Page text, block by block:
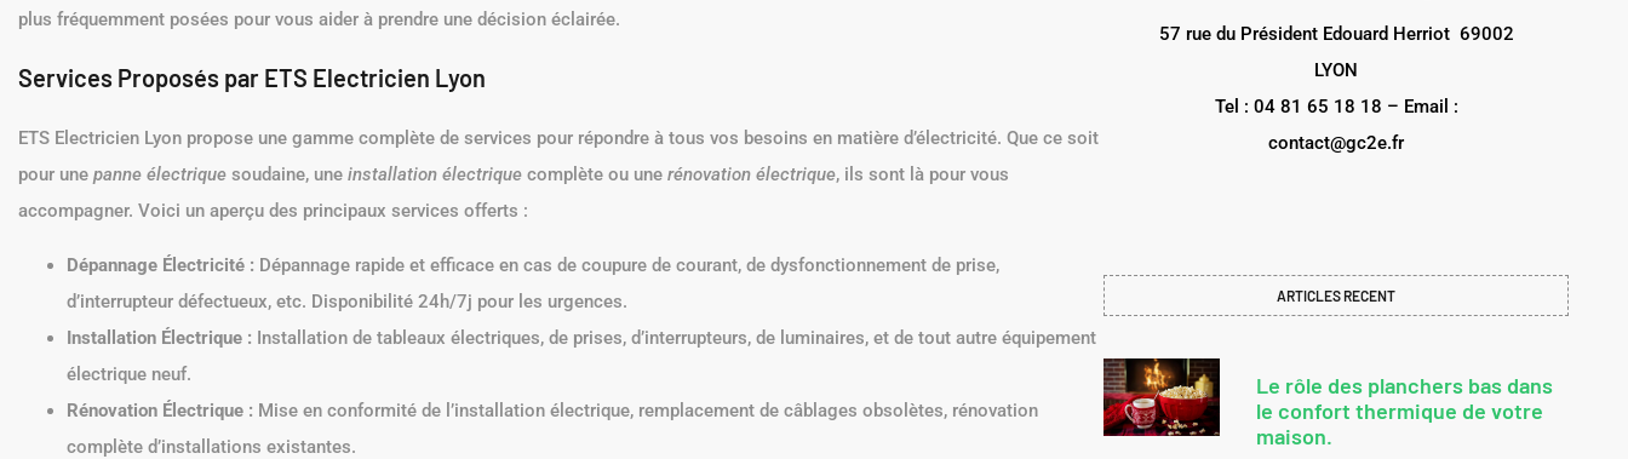
plus fréquemment posées pour vous aider à prendre une décision éclairée.
Services Proposés par ETS Electricien Lyon
ETS Electricien Lyon propose une gamme complète de services pour répondre à tous vos besoins en matière d’électricité. Que ce soit
pour une panne électrique soudaine, une installation électrique complète ou une rénovation électrique, ils sont là pour vous
accompagner. Voici un aperçu des principaux services offerts :
Dépannage Électricité : Dépannage rapide et efficace en cas de coupure de courant, de dysfonctionnement de prise,
d’interrupteur défectueux, etc. Disponibilité 24h/7j pour les urgences.
Installation Électrique : Installation de tableaux électriques, de prises, d’interrupteurs, de luminaires, et de tout autre équipement
électrique neuf.
Rénovation Électrique : Mise en conformité de l’installation électrique, remplacement de câblages obsolètes, rénovation
complète d’installations existantes.
57 rue du Président Edouard Herriot 69002
LYON
Tel : 04 81 65 18 18 – Email :
contact@gc2e.fr
ARTICLES RECENT
Le rôle des planchers bas dans
le confort thermique de votre
maison.